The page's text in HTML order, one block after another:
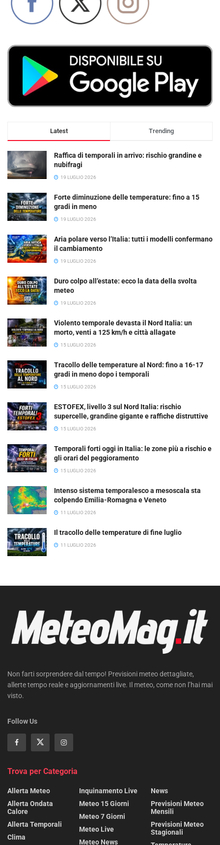
Latest Trending
Raffica di temporali in arrivo: rischio grandine e
nubifragi
19 LUGLIO 2026
Forte diminuzione delle temperature: fino a 15
gradi in meno
19 LUGLIO 2026
Aria polare verso l’Italia: tutti i modelli confermano
il cambiamento
19 LUGLIO 2026
Duro colpo all’estate: ecco la data della svolta
meteo
19 LUGLIO 2026
Violento temporale devasta il Nord Italia: un
morto, venti a 125 km/h e città allagate
15 LUGLIO 2026
Tracollo delle temperature al Nord: fino a 16-17
gradi in meno dopo i temporali
15 LUGLIO 2026
ESTOFEX, livello 3 sul Nord Italia: rischio
supercelle, grandine gigante e raffiche distruttive
15 LUGLIO 2026
Temporali forti oggi in Italia: le zone più a rischio e
gli orari del peggioramento
15 LUGLIO 2026
Intenso sistema temporalesco a mesoscala sta
colpendo Emilia-Romagna e Veneto
11 LUGLIO 2026
Il tracollo delle temperature di fine luglio
11 LUGLIO 2026
Non farti sorprendere dal tempo! Previsioni meteo dettagliate,
allerte tempo reale e aggiornamenti live. Il meteo, come non l’hai mai
visto.
Follow Us
Trova per Categoria
Allerta Meteo
Allerta Ondata
Calore
Allerta Temporali
Clima
Inquinamento Live
Meteo 15 Giorni
Meteo 7 Giorni
Meteo Live
Meteo News
News
Previsioni Meteo
Mensili
Previsioni Meteo
Stagionali